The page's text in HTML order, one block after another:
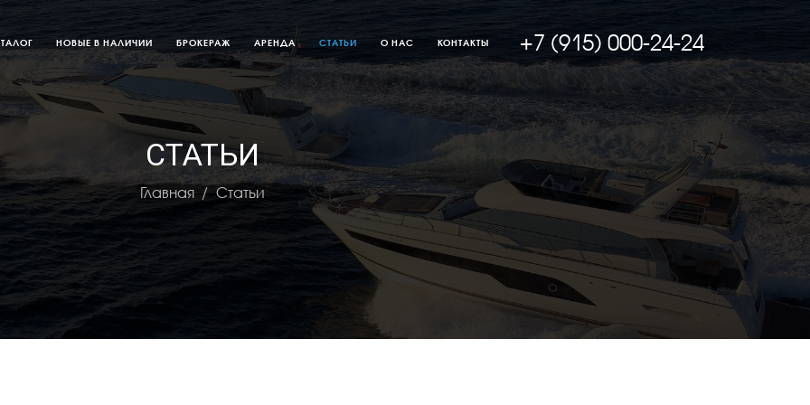
НОВЫЕ В НАЛИЧИИ БРОКЕРАЖ АРЕНДА СТАТЬИ О НАС КОНТАКТЫ +7 (915) 000-24-24
СТАТЬИ
Главная Статьи